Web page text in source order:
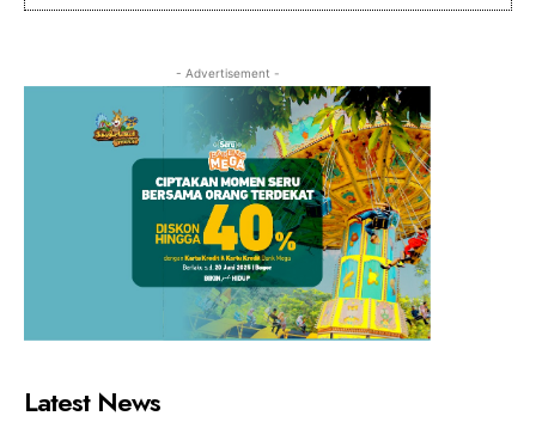
- Advertisement -
Latest News